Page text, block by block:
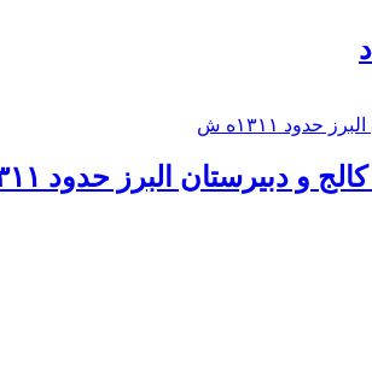
دبيرستان البرز حدود ۱۳۱۱ه ش